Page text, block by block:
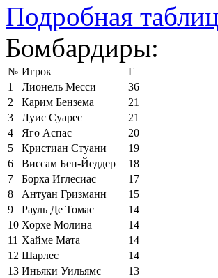
Подробная
Бомбардиры:
№ Игрок
Г
1
Лионель Месси
36
2
Карим Бензема
21
3
Луис Суарес
21
4
Яго Аспас
20
5
Кристиан Стуани
19
6
Виссам Бен-Йеддер
18
7
Борха Иглесиас
17
8
Антуан Гризманн
15
9
Рауль Де Томас
14
10 Хорхе Молина
14
11 Хайме Мата
14
12 Шарлес
14
13 Иньяки Уильямс
13